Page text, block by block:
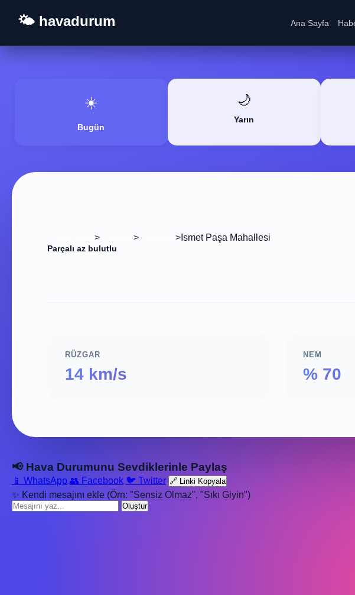
🌤️ havadurum Ana Sayfa
☀️
Bugün
🌙
Yarın
> > > Ismet Paşa Mahallesi
Parçalı az bulutlu
RÜZGAR
14 km/s
NEM
% 70
📢 Hava Durumunu Sevdiklerinle Paylaş
📱 WhatsApp 👥 Facebook 🐦 Twitter 🔗 Linki Kopyala
✨ Kendi mesajını ekle (Örn: "Sensiz Olmaz", "Sıkı Giyin")
Oluştur